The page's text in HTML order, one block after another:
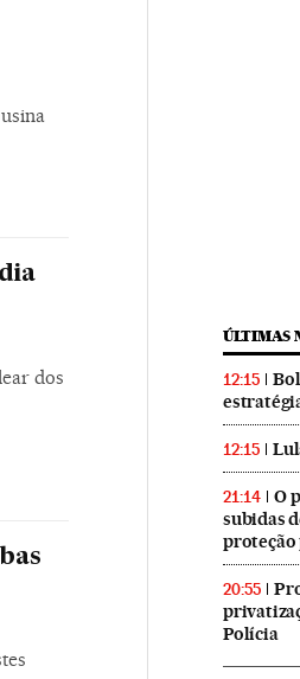
dos
ÚLTIMAS
12:15
12:15
21:14
O
subidas
proteção
20:55
Polícia